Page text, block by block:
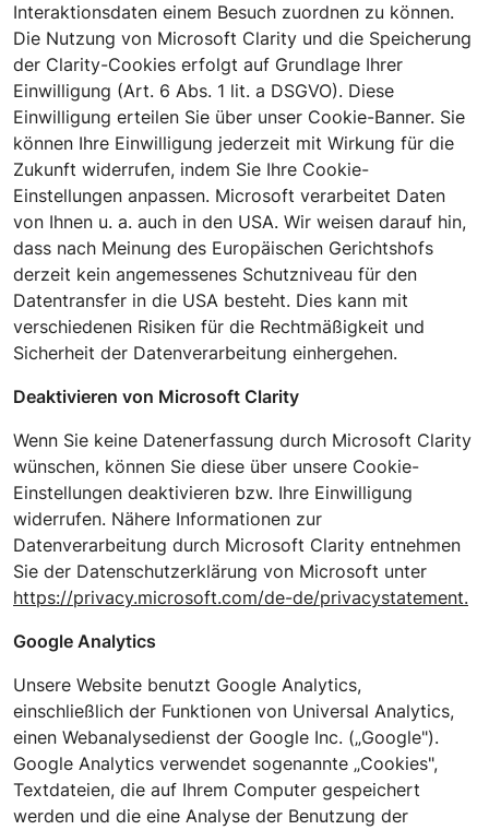
Interaktionsdaten einem Besuch zuordnen zu können.
Die Nutzung von Microsoft Clarity und die Speicherung
der Clarity-Cookies erfolgt auf Grundlage Ihrer
Einwilligung (Art. 6 Abs. 1 lit. a DSGVO). Diese
Einwilligung erteilen Sie über unser Cookie-Banner. Sie
können Ihre Einwilligung jederzeit mit Wirkung für die
Zukunft widerrufen, indem Sie Ihre Cookie-
Einstellungen anpassen. Microsoft verarbeitet Daten
von Ihnen u. a. auch in den USA. Wir weisen darauf hin,
dass nach Meinung des Europäischen Gerichtshofs
derzeit kein angemessenes Schutzniveau für den
Datentransfer in die USA besteht. Dies kann mit
verschiedenen Risiken für die Rechtmäßigkeit und
Sicherheit der Datenverarbeitung einhergehen.
Deaktivieren von Microsoft Clarity
Wenn Sie keine Datenerfassung durch Microsoft Clarity
wünschen, können Sie diese über unsere Cookie-
Einstellungen deaktivieren bzw. Ihre Einwilligung
widerrufen. Nähere Informationen zur
Datenverarbeitung durch Microsoft Clarity entnehmen
Sie der Datenschutzerklärung von Microsoft unter
https://privacy.microsoft.com/de-de/privacystatement.
Google Analytics
Unsere Website benutzt Google Analytics,
einschließlich der Funktionen von Universal Analytics,
einen Webanalysedienst der Google Inc. („Google").
Google Analytics verwendet sogenannte „Cookies",
Textdateien, die auf Ihrem Computer gespeichert
werden und die eine Analyse der Benutzung der